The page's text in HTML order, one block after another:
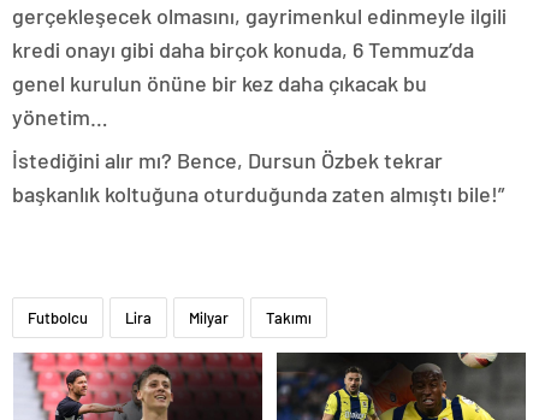
gerçekleşecek olmasını, gayrimenkul edinmeyle ilgili
kredi onayı gibi daha birçok konuda, 6 Temmuz’da
genel kurulun önüne bir kez daha çıkacak bu
yönetim…
İstediğini alır mı? Bence, Dursun Özbek tekrar
başkanlık koltuğuna oturduğunda zaten almıştı bile!”
Futbolcu Lira Milyar Takımı